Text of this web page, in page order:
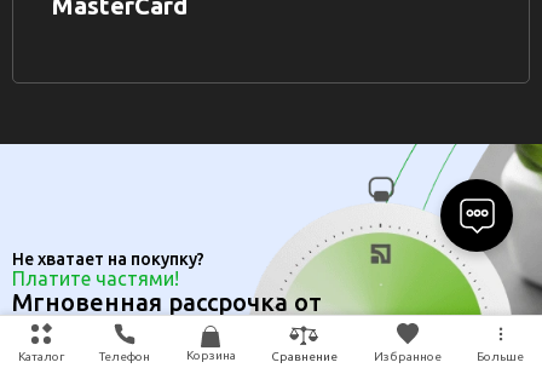
Каталог Телефон Корзина Сравнение Избранное Больше
Не хватает на покупку?
Платите частями!
Мгновенная рассрочка от
ПРИВАТ БАНКА